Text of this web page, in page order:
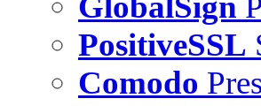
PositiveSSL
Comodo